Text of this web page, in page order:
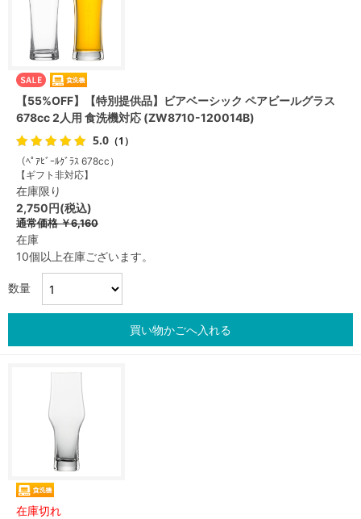
【55%OFF】【特別提供品】ビアベーシック ペアビールグラス
678cc 2人用 食洗機対応 (ZW8710-120014B)
5.0 （1）
（ﾍﾟｱﾋﾞｰﾙｸﾞﾗｽ 678cc）
【ギフト非対応】
在庫限り
2,750円(税込)
通常価格￥6,160
在庫
10個以上在庫ございます。
数量
買い物かごへ入れる
在庫切れ